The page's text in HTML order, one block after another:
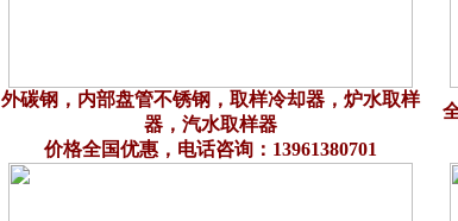
外碳钢，内部盘管不锈钢，取样冷却器，炉水取样
器，汽水取样器
价格全国优惠，电话咨询：13961380701